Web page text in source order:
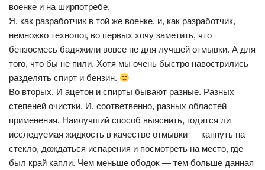
военке и на ширпотребе,
Я, как разработчик в той же военке, и, как разработчик,
немножко технолог, во первых хочу заметить, что
бензосмесь бадяжили вовсе не для лучшей отмывки. А для
того, что бы не пили. Хотя мы очень быстро навострились
разделять спирт и бензин.
Во вторых. И ацетон и спирты бывают разные. Разных
степеней очистки. И, соответвенно, разных областей
применения. Наилучший способ выяснить, годится ли
исследуемая жидкость в качестве отмывки — капнуть на
стекло, дождаться испарения и посмотреть на место, где
был край капли. Чем меньше ободок — тем больше данная